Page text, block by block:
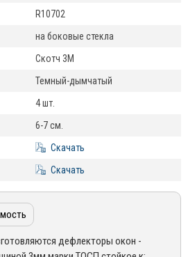
R10702
на боковые стекла
Скотч 3М
Темный-дымчатый
4 шт.
6-7 см.
Скачать
Скачать
дефлекторы окон -